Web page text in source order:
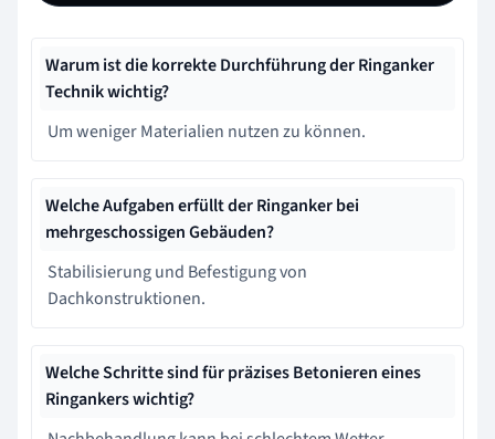
Warum ist die korrekte Durchführung der Ringanker
Technik wichtig?
Um weniger Materialien nutzen zu können.
Welche Aufgaben erfüllt der Ringanker bei
mehrgeschossigen Gebäuden?
Stabilisierung und Befestigung von
Dachkonstruktionen.
Welche Schritte sind für präzises Betonieren eines
Ringankers wichtig?